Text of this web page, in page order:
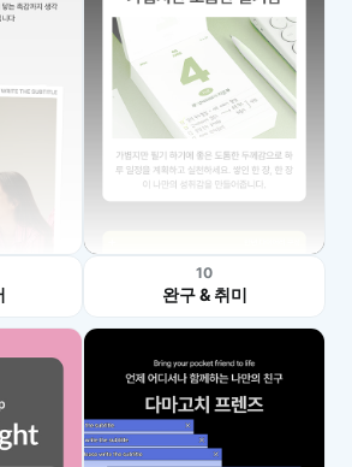
10
완구 & 취미